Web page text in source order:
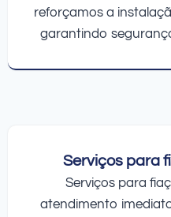
reforçamos a
garantindo
Serviços para
Serviços para
atendimento